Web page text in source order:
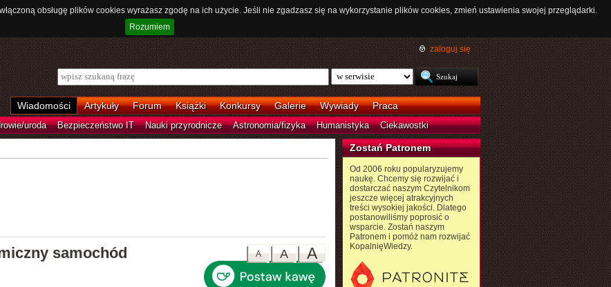
obsługę plików cookies wyrażasz zgodę na ich użycie. Jeśli nie zgadzasz się na wykorzystanie plików cookies, zmień ustawienia swojej przeglądarki.
Rozumiem
zaloguj się
Wiadomości Artykuły Forum Książki Konkursy Galerie Wywiady Praca
uroda Bezpieczeństwo IT Nauki przyrodnicze Astronomia/fizyka Humanistyka Ciekawostki
A
A
A
samochód
Zostań Patronem
Od 2006 roku popularyzujemy
naukę. Chcemy się rozwijać i
dostarczać naszym Czytelnikom
jeszcze więcej atrakcyjnych
treści wysokiej jakości. Dlatego
postanowiliśmy poprosić o
wsparcie. Zostań naszym
Patronem i pomóż nam rozwijać
KopalnięWiedzy.